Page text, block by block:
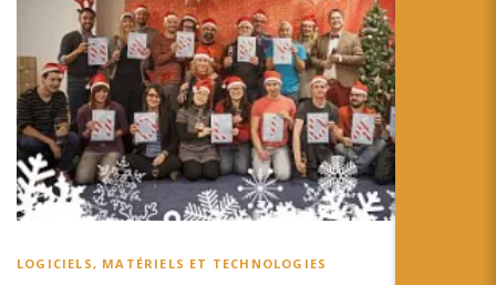
LOGICIELS, MATÉRIELS ET TECHNOLOGIES